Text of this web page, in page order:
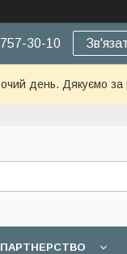
30-10
день. Дякуємо за
ПАРТНЕРСТВО